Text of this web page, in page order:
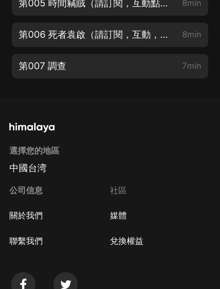
第005 時間竊賊（請訂閱，互動點讚，五星好評） 8min
第006 死者袁啟（請訂閱，互動，五星評價哦） 8min
第007 調查 7min
選擇您的地區
中國台湾
公司信息
關於我們
聯繫我們
社區
媒體
兌換權益